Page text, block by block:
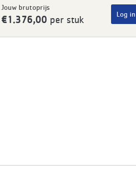
Jouw brutoprijs
€1.376,00 per stuk
Log